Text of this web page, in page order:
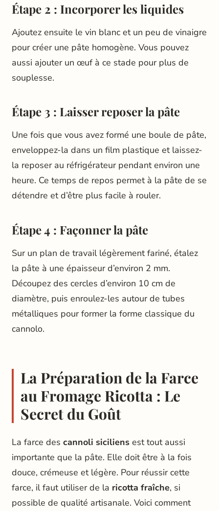
Étape 2 : Incorporer les liquides
Ajoutez ensuite le vin blanc et un peu de vinaigre
pour créer une pâte homogène. Vous pouvez
aussi ajouter un œuf à ce stade pour plus de
souplesse.
Étape 3 : Laisser reposer la pâte
Une fois que vous avez formé une boule de pâte,
enveloppez-la dans un film plastique et laissez-
la reposer au réfrigérateur pendant environ une
heure. Ce temps de repos permet à la pâte de se
détendre et d’être plus facile à rouler.
Étape 4 : Façonner la pâte
Sur un plan de travail légèrement fariné, étalez
la pâte à une épaisseur d’environ 2 mm.
Découpez des cercles d’environ 10 cm de
diamètre, puis enroulez-les autour de tubes
métalliques pour former la forme classique du
cannolo.
La Préparation de la Farce
au Fromage Ricotta : Le
Secret du Goût
La farce des cannoli siciliens est tout aussi
importante que la pâte. Elle doit être à la fois
douce, crémeuse et légère. Pour réussir cette
farce, il faut utiliser de la ricotta fraîche, si
possible de qualité artisanale. Voici comment